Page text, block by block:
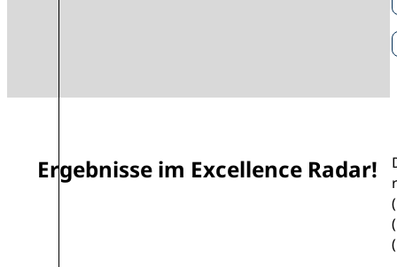
Ergebnisse im Excellence Radar!